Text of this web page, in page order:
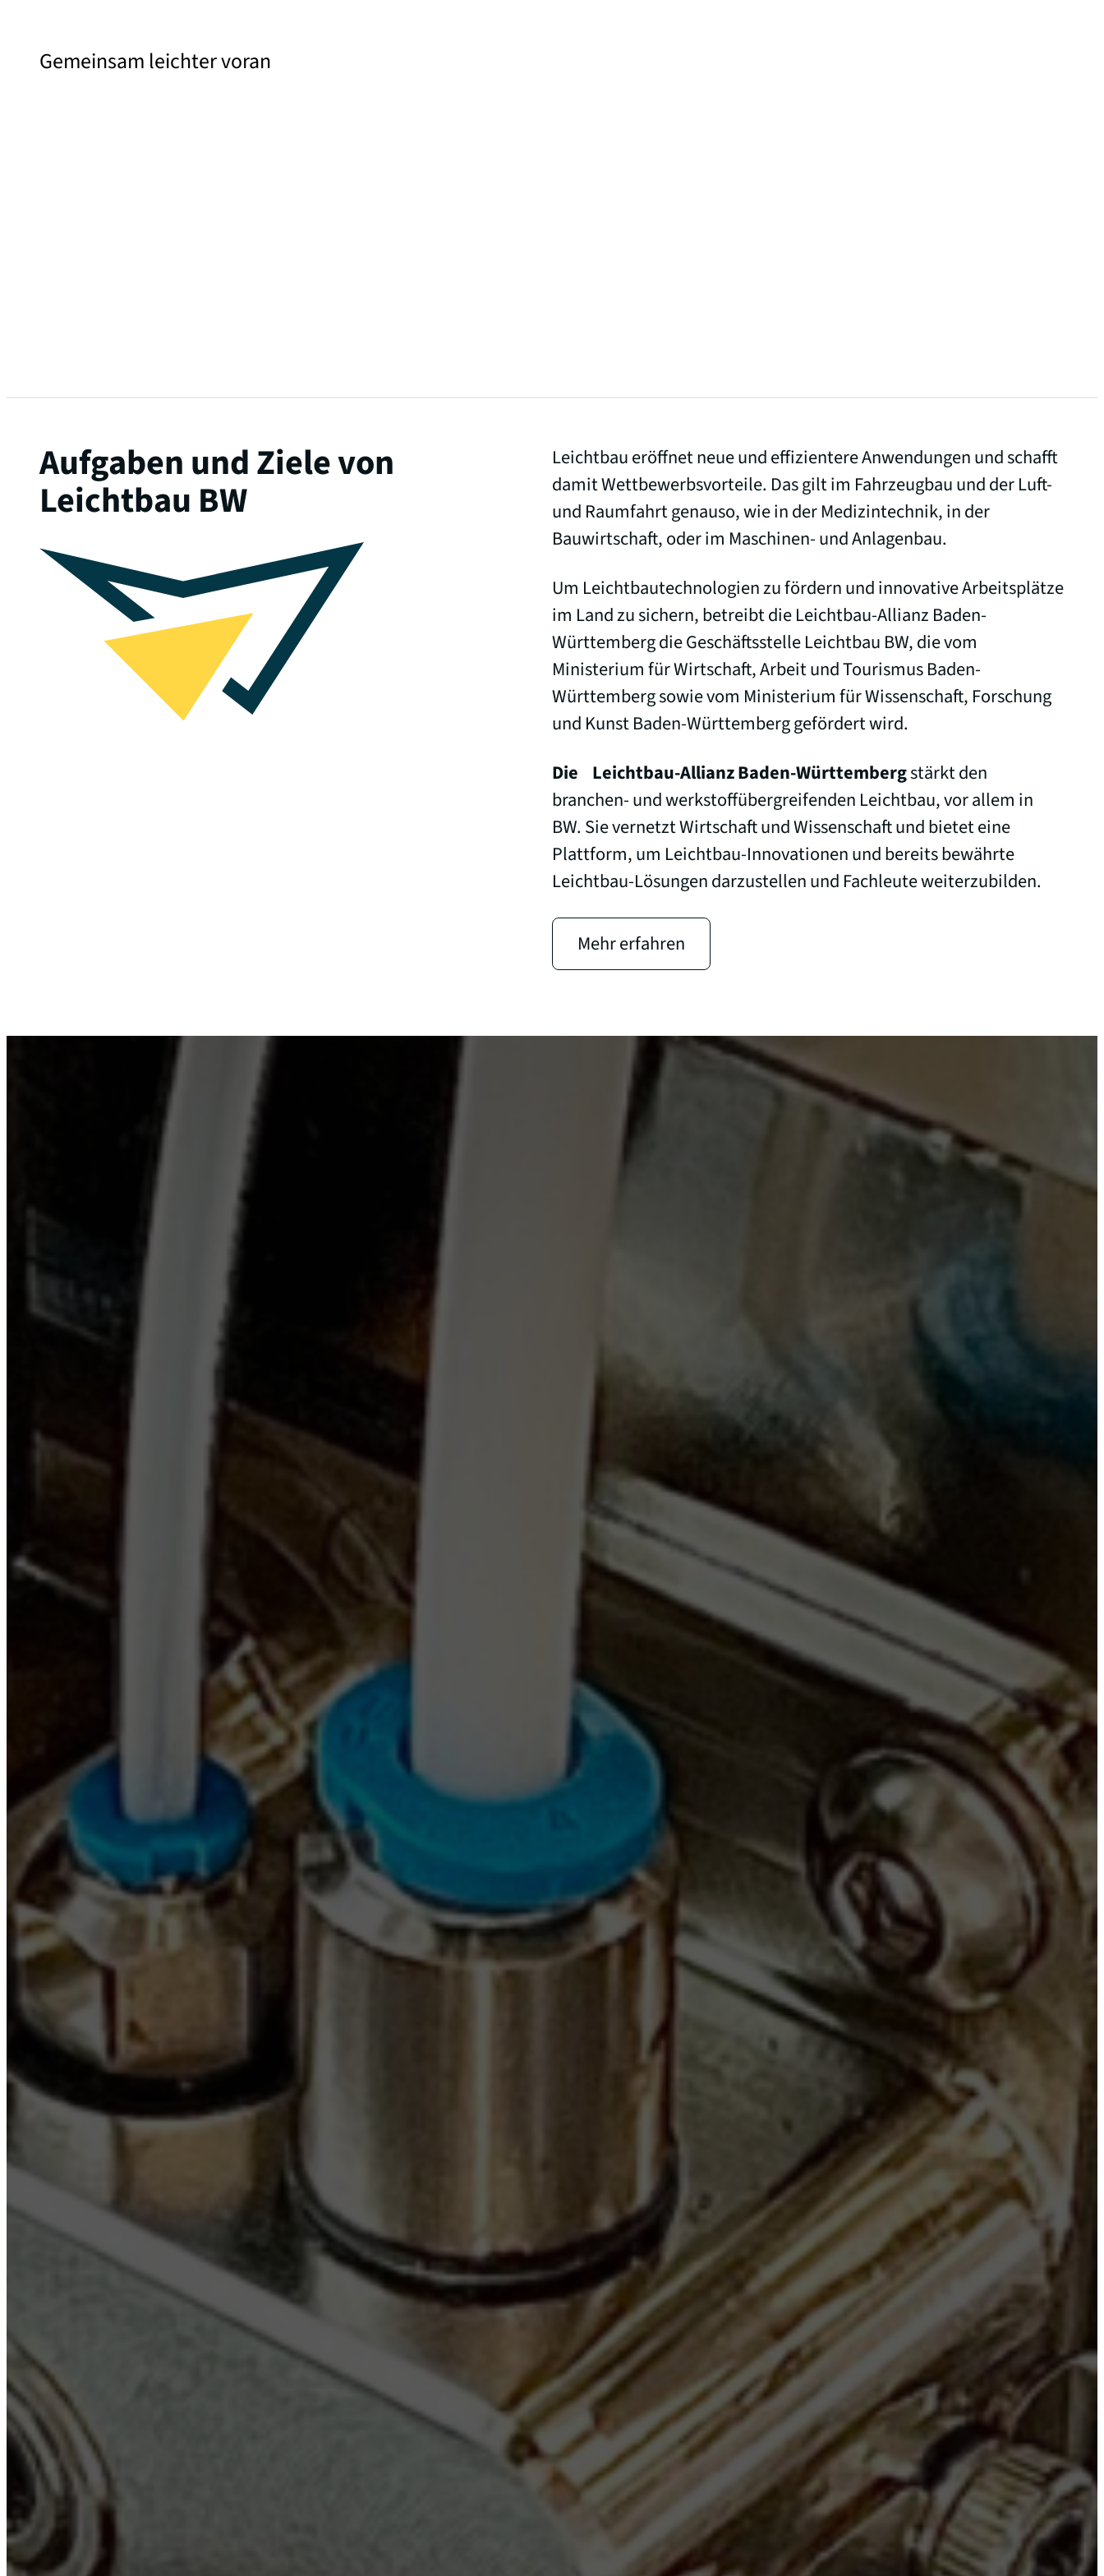
Gemeinsam leichter voran
Aufgaben und Ziele von
Leichtbau BW
Leichtbau eröffnet neue und effizientere Anwendungen und schafft
damit Wettbewerbsvorteile. Das gilt im Fahrzeugbau und der Luft-
und Raumfahrt genauso, wie in der Medizintechnik, in der
Bauwirtschaft, oder im Maschinen- und Anlagenbau.
Um Leichtbautechnologien zu fördern und innovative Arbeitsplätze
im Land zu sichern, betreibt die Leichtbau-Allianz Baden-
Württemberg die Geschäftsstelle Leichtbau BW, die vom
Ministerium für Wirtschaft, Arbeit und Tourismus Baden-
Württemberg sowie vom Ministerium für Wissenschaft, Forschung
und Kunst Baden-Württemberg gefördert wird.
Die Leichtbau-Allianz Baden-Württembergstärkt den
branchen- und werkstoffübergreifenden Leichtbau, vor allem in
BW. Sie vernetzt Wirtschaft und Wissenschaft und bietet eine
Plattform, um Leichtbau-Innovationen und bereits bewährte
Leichtbau-Lösungen darzustellen und Fachleute weiterzubilden.
Mehr erfahren